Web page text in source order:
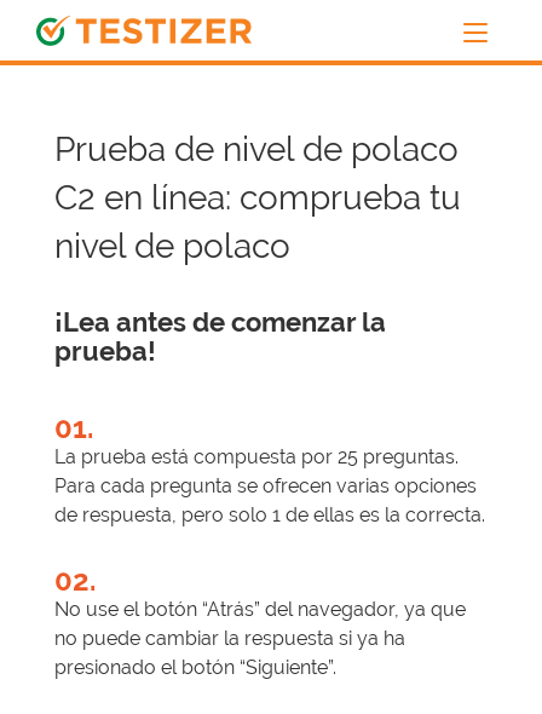
Prueba de nivel de polaco
C2 en línea: comprueba tu
nivel de polaco
¡Lea antes de comenzar la
prueba!
01.
La prueba está compuesta por 25 preguntas.
Para cada pregunta se ofrecen varias opciones
de respuesta, pero solo 1 de ellas es la correcta.
02.
No use el botón “Atrás” del navegador, ya que
no puede cambiar la respuesta si ya ha
presionado el botón “Siguiente”.